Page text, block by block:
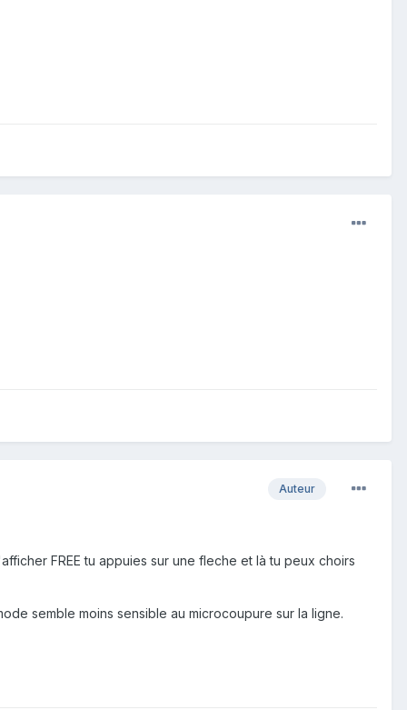
Auteur
FREE tu appuies sur une fleche et là tu peux choirs
semble moins sensible au microcoupure sur la ligne.